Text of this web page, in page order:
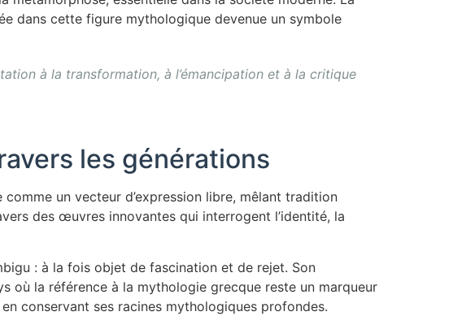
dans cette figure mythologique devenue un symbole
à la transformation, à l’émancipation et à la critique
les générations
un vecteur d’expression libre, mêlant tradition
des œuvres innovantes qui interrogent l’identité, la
: à la fois objet de fascination et de rejet. Son
où la référence à la mythologie grecque reste un marqueur
conservant ses racines mythologiques profondes.